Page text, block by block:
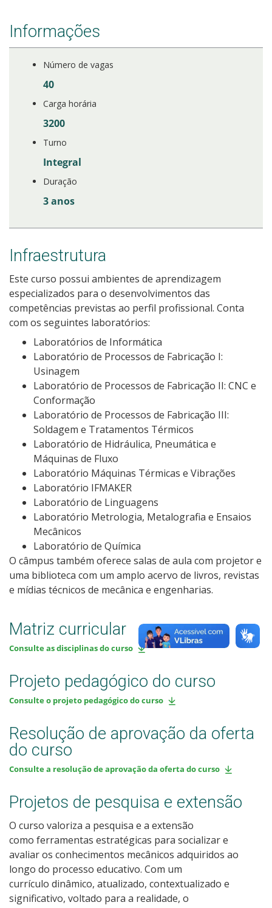
Provas e Gabaritos
Informações
Número de vagas
40
Carga horária
3200
Turno
Integral
Duração
3 anos
Infraestrutura
Este curso possui ambientes de aprendizagem
especializados para o desenvolvimentos das
competências previstas ao perfil profissional. Conta
com os seguintes laboratórios:
Laboratórios de Informática
Laboratório de Processos de Fabricação I:
Usinagem
Laboratório de Processos de Fabricação II: CNC e
Conformação
Laboratório de Processos de Fabricação III:
Soldagem e Tratamentos Térmicos
Laboratório de Hidráulica, Pneumática e
Máquinas de Fluxo
Laboratório Máquinas Térmicas e Vibrações
Laboratório IFMAKER
Laboratório de Linguagens
Laboratório Metrologia, Metalografia e Ensaios
Mecânicos
Laboratório de Química
O câmpus também oferece salas de aula com projetor e
uma biblioteca com um amplo acervo de livros, revistas
e mídias técnicos de mecânica e engenharias.
Matriz curricular
Consulte as disciplinas do curso
Projeto pedagógico do curso
Consulte o projeto pedagógico do curso
Resolução de aprovação da oferta
do curso
Consulte a resolução de aprovação da oferta do curso
Projetos de pesquisa e extensão
O curso valoriza a pesquisa e a extensão
como ferramentas estratégicas para socializar e
avaliar os conhecimentos mecânicos adquiridos ao
longo do processo educativo. Com um
currículo dinâmico, atualizado, contextualizado e
significativo, voltado para a realidade, o